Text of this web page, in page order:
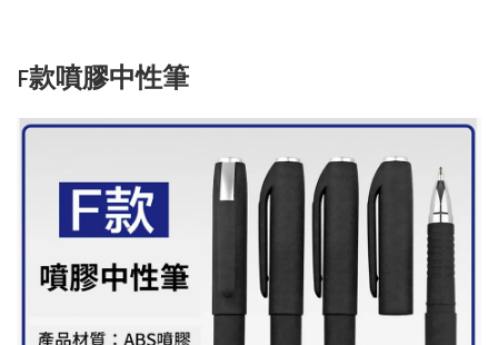
F款噴膠中性筆